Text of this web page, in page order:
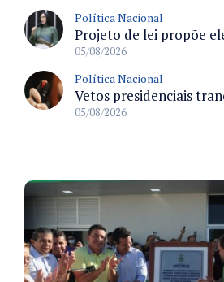
Política Nacional
05/08/2026
Política Nacional
05/08/2026